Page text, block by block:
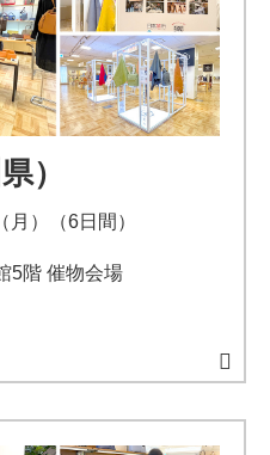
）
）（6日間）
5階 催物会場